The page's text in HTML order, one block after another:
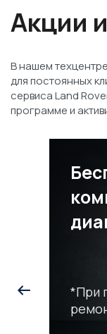
Акции
В нашем
для постоянных
сервиса Land
программе и
*При